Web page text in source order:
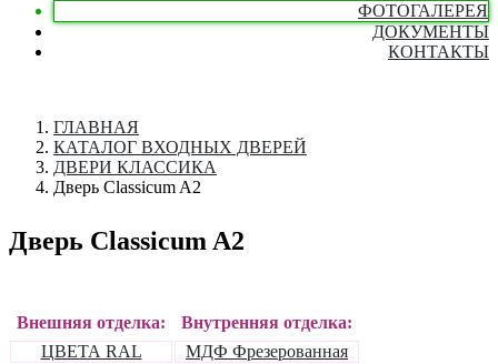
ФОТОГАЛЕРЕЯ
ДОКУМЕНТЫ
КОНТАКТЫ
ГЛАВНАЯ
КАТАЛОГ ВХОДНЫХ ДВЕРЕЙ
ДВЕРИ КЛАССИКА
Дверь Classicum A2
Дверь Classicum A2
Внешняя отделка:
ЦВЕТА RAL
Внутренняя отделка:
МДФ Фрезерованная